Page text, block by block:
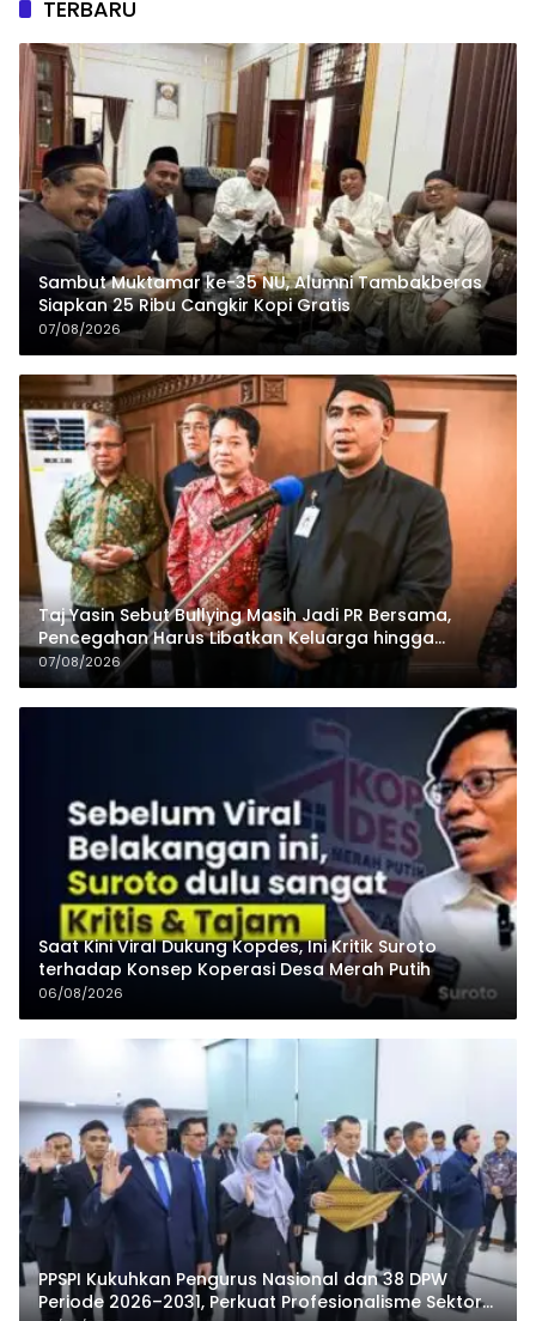
TERBARU
Sambut Muktamar ke-35 NU, Alumni Tambakberas
Siapkan 25 Ribu Cangkir Kopi Gratis
07/08/2026
Taj Yasin Sebut Bullying Masih Jadi PR Bersama,
Pencegahan Harus Libatkan Keluarga hingga
Pesantren
07/08/2026
Saat Kini Viral Dukung Kopdes, Ini Kritik Suroto
terhadap Konsep Koperasi Desa Merah Putih
06/08/2026
PPSPI Kukuhkan Pengurus Nasional dan 38 DPW
Periode 2026–2031, Perkuat Profesionalisme Sektor